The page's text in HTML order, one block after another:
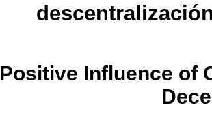
Positive Influence of